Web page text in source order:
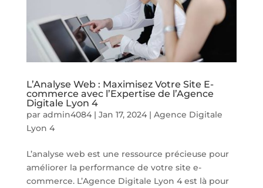
L’Analyse Web : Maximisez Votre Site E-
commerce avec l’Expertise de l’Agence
Digitale Lyon 4
par admin4084| Jan 17, 2024| Agence Digitale
Lyon 4
L’analyse web est une ressource précieuse pour
améliorer la performance de votre site e-
commerce. L’Agence Digitale Lyon 4 est là pour